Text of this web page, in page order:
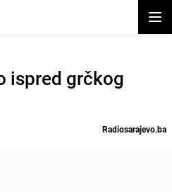
ispred grčkog
Radiosarajevo.ba